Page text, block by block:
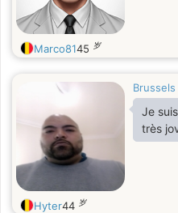
Marco8145 岁
Je
très
Hyter44 岁